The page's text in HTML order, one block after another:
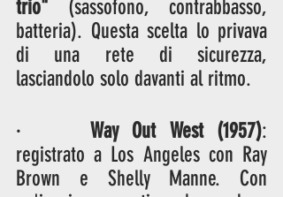
trio" (sassofono, contrabbasso,
batteria). Questa scelta lo privava
di una rete di sicurezza,
lasciandolo solo davanti al ritmo.
· Way Out West (1957):
registrato a Los Angeles con Ray
Brown e Shelly Manne. Con